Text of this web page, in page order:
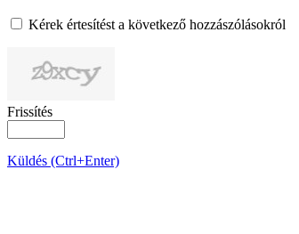
Kérek értesítést a következő hozzászólásokról
Frissítés
Küldés (Ctrl+Enter)